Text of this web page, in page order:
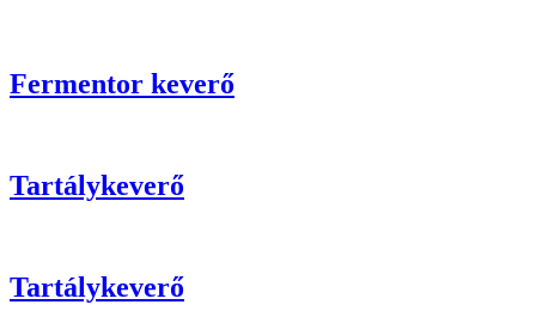
Fermentor keverő
Tartálykeverő
Tartálykeverő